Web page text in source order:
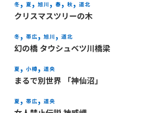
冬 夏 旭川 春 秋 道北
クリスマスツリーの木
冬 帯広 旭川 道北
幻の橋 タウシュベツ川橋梁
夏 小樽 道央
まるで別世界 「神仙沼」
夏 帯広 道央